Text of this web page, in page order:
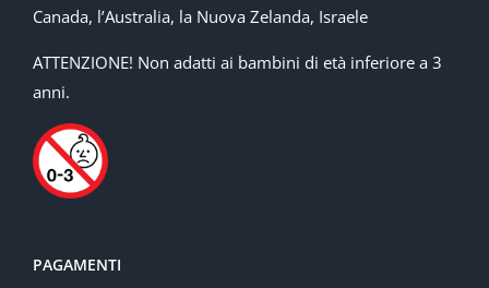
Canada, l’Australia, la Nuova Zelanda, Israele
ATTENZIONE! Non adatti ai bambini di età inferiore a 3
anni.
PAGAMENTI